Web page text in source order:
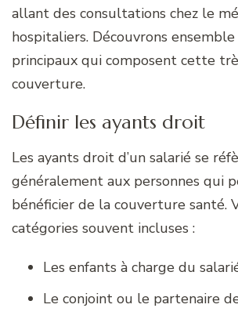
allant des consultations chez le
hospitaliers. Découvrons
principaux qui composent cette
couverture.
Définir les ayants droit
Les ayants droit d’un salarié se
généralement aux personnes qui
bénéficier de la couverture santé.
catégories souvent incluses :
Les enfants à charge du
Le conjoint ou le partenaire